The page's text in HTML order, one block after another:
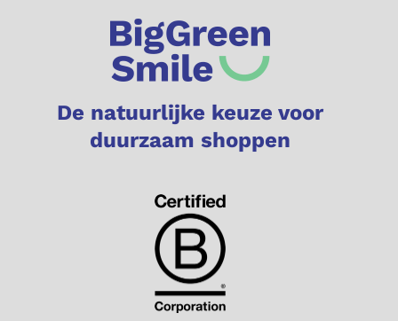
De natuurlijke keuze voor
duurzaam shoppen